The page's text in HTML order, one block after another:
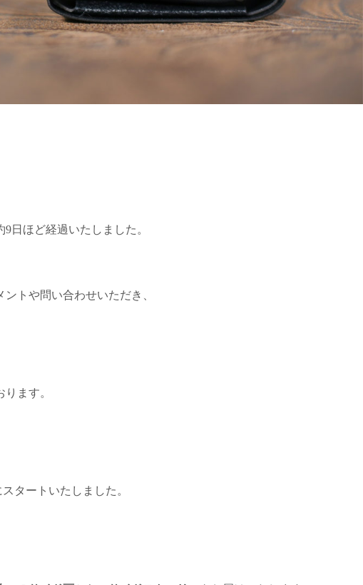
日ほど経過いたしました。
トや問い合わせいただき、
ます。
タートいたしました。